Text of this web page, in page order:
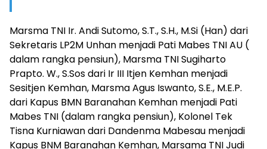
Marsma TNI Ir. Andi Sutomo, S.T., S.H., M.Si (Han) dari
Sekretaris LP2M Unhan menjadi Pati Mabes TNI AU (
dalam rangka pensiun), Marsma TNI Sugiharto
Prapto. W., S.Sos dari Ir III Itjen Kemhan menjadi
Sesitjen Kemhan, Marsma Agus Iswanto, S.E., M.E.P.
dari Kapus BMN Baranahan Kemhan menjadi Pati
Mabes TNI (dalam rangka pensiun), Kolonel Tek
Tisna Kurniawan dari Dandenma Mabesau menjadi
Kapus BNM Baranahan Kemhan, Marsama TNI Judi